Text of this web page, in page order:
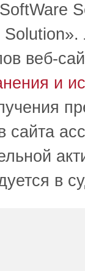
веб-
и
сайта
в